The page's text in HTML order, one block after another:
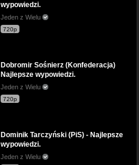
wypowiedzi.
Jeden z Wielu
720p
Dobromir Sośnierz (Konfederacja)
Najlepsze wypowiedzi.
Jeden z Wielu
720p
Dominik Tarczyński (PiS) - Najlepsze
wypowiedzi.
Jeden z Wielu